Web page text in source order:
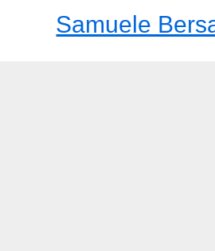
Samuele